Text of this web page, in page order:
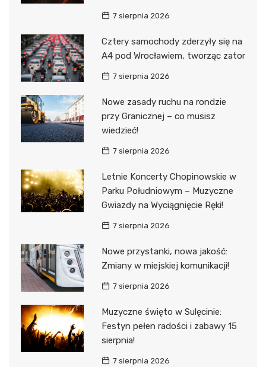
7 sierpnia 2026
Cztery samochody zderzyły się na
A4 pod Wrocławiem, tworząc zator
7 sierpnia 2026
Nowe zasady ruchu na rondzie
przy Granicznej – co musisz
wiedzieć!
7 sierpnia 2026
Letnie Koncerty Chopinowskie w
Parku Południowym – Muzyczne
Gwiazdy na Wyciągnięcie Ręki!
7 sierpnia 2026
Nowe przystanki, nowa jakość:
Zmiany w miejskiej komunikacji!
7 sierpnia 2026
Muzyczne święto w Sulęcinie:
Festyn pełen radości i zabawy 15
sierpnia!
7 sierpnia 2026